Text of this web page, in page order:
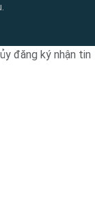
đăng ký nhận tin